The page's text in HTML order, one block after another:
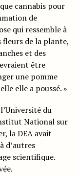
cannabis pour
de
qui ressemble à
fleurs de la plante,
et des
être
une pomme
elle a poussé. »
du
National sur
la DEA avait
d’autres
scientifique.